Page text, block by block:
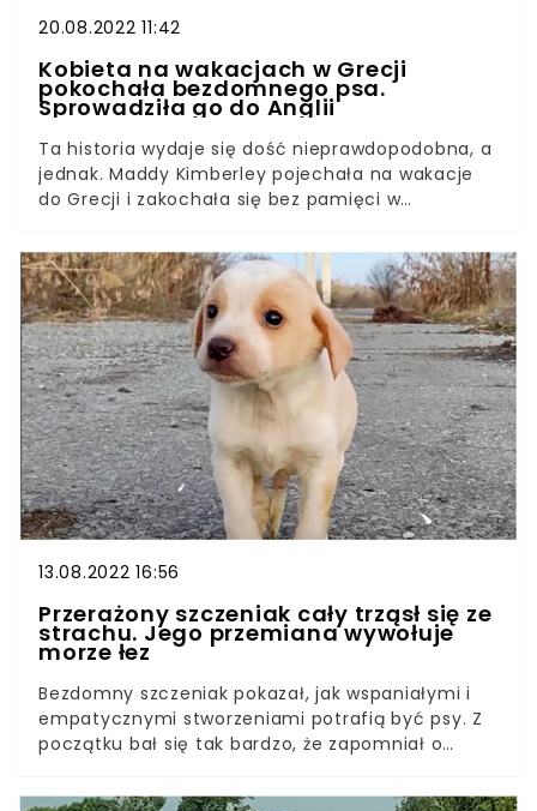
20.08.2022 11:42
Kobieta na wakacjach w Grecji
pokochała bezdomnego psa.
Sprowadziła go do Anglii
Ta historia wydaje się dość nieprawdopodobna, a
jednak. Maddy Kimberley pojechała na wakacje
do Grecji i zakochała się bez pamięci w
stawała się coraz silniejsza, dlatego dla kobiety
było oczywiste, że musi sprowadzić go do Wielkiej
Brytanii. Nie było to jednak łatwe zadanie.Grecja
kojarzy się głównie ze wspaniałymi wyspami,
pysznym jedzeniem, białymi domami na tle
lazurowego morza, zorbą, bogatą kulturą i
historią starożytną. Z pewnością ogromnym
zaskoczeniem dla turystów może okazać się
widok bezdomnych stworzeń, które można
spotkać na każdej uliczce i w każdym zaułku.
Sposoby traktowanie zwierząt różnią się bowiem
w zależności od szerokości geograficznej.
13.08.2022 16:56
Przerażony szczeniak cały trząsł się ze
strachu. Jego przemiana wywołuje
morze łez
Bezdomny szczeniak pokazał, jak wspaniałymi i
empatycznymi stworzeniami potrafią być psy. Z
początku bał się tak bardzo, że zapomniał o
czułych gestów, by obdarzył swoich wybawców